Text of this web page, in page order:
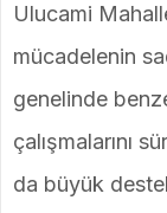
Ulucami
mücadelenin
genelinde
çalışmalarını
da büyük